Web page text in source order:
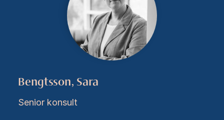
Bengtsson, Sara
Senior konsult